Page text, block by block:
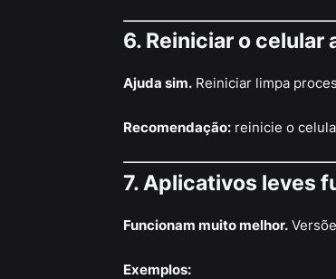
6. Reiniciar o celular
Ajuda sim.Reiniciar limpa
Recomendação:reinicie o
7. Aplicativos leves
Funcionam muito melhor.
Exemplos: